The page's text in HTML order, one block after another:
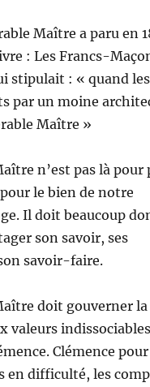
Maître a paru en
: Les Francs-
stipulait : « quand
par un moine
Maître »
n’est pas là pour
le bien de notre
Il doit beaucoup
son savoir, ses
savoir-faire.
doit gouverner la
valeurs
Clémence
en difficulté, les